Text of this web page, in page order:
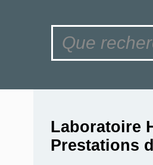
Laboratoire
Prestations